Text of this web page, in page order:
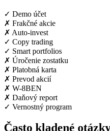
✓ Demo účet
✗ Frakčné akcie
✗ Auto-invest
✓ Copy trading
✓ Smart portfolios
✗ Úročenie zostatku
✗ Platobná karta
✗ Prevod akcií
✗ W-8BEN
✗ Daňový report
✓ Vernostný program
Často kladené